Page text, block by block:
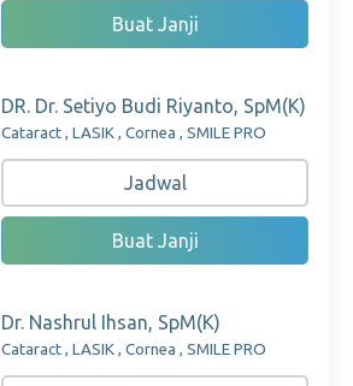
Buat Janji
DR. Dr. Setiyo Budi Riyanto, SpM(K)
Cataract , LASIK , Cornea , SMILE PRO
Jadwal
Buat Janji
Dr. Nashrul Ihsan, SpM(K)
Cataract , LASIK , Cornea , SMILE PRO